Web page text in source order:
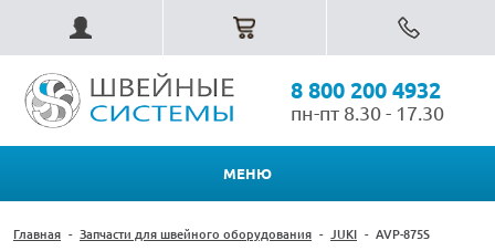
8 800 200 4932
пн-пт 8.30 - 17.30
МЕНЮ
Главная - Запчасти для швейного оборудования - JUKI - AVP-875S